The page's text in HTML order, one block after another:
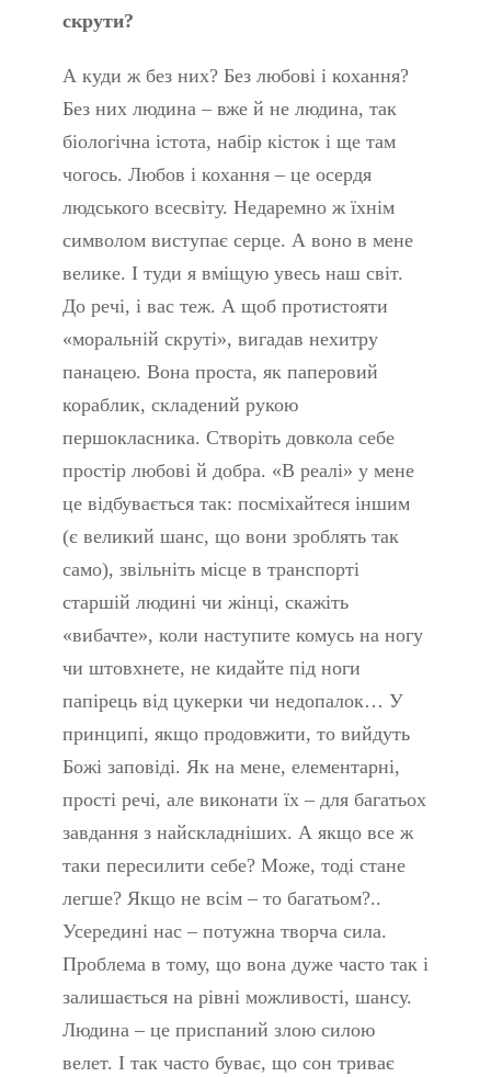
скрути?
А куди ж без них? Без любові і кохання?
Без них людина – вже й не людина, так
біологічна істота, набір кісток і ще там
чогось. Любов і кохання – це осердя
людського всесвіту. Недаремно ж їхнім
символом виступає серце. А воно в мене
велике. І туди я вміщую увесь наш світ.
До речі, і вас теж. А щоб протистояти
«моральній скруті», вигадав нехитру
панацею. Вона проста, як паперовий
кораблик, складений рукою
першокласника. Створіть довкола себе
простір любові й добра. «В реалі» у мене
це відбувається так: посміхайтеся іншим
(є великий шанс, що вони зроблять так
само), звільніть місце в транспорті
старшій людині чи жінці, скажіть
«вибачте», коли наступите комусь на ногу
чи штовхнете, не кидайте під ноги
папірець від цукерки чи недопалок… У
принципі, якщо продовжити, то вийдуть
Божі заповіді. Як на мене, елементарні,
прості речі, але виконати їх – для багатьох
завдання з найскладніших. А якщо все ж
таки пересилити себе? Може, тоді стане
легше? Якщо не всім – то багатьом?..
Усередині нас – потужна творча сила.
Проблема в тому, що вона дуже часто так і
залишається на рівні можливості, шансу.
Людина – це приспаний злою силою
велет. І так часто буває, що сон триває